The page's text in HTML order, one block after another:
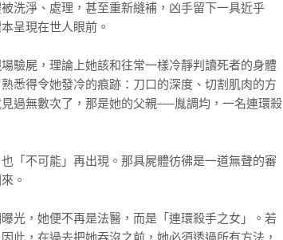
洗淨、處理，甚至重新縫補，凶手留下一具近乎
呈現在世人眼前。
驗屍，理論上她該和往常一樣冷靜判讀死者的身體
悉得令她發冷的痕跡：刀口的深度、切割肌肉的方
過無數次了，那是她的父親──胤調均，一名連環殺
「不可能」再出現。那具屍體彷彿是一道無聲的審
。
光，她便不再是法醫，而是「連環殺手之女」。若
此，在過去把她吞沒之前，她必須透過所有方法，